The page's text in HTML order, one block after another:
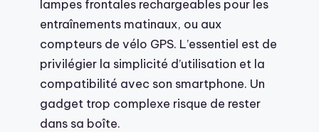
lampes frontales rechargeables pour les
entraînements matinaux, ou aux
compteurs de vélo GPS. L’essentiel est de
privilégier la simplicité d’utilisation et la
compatibilité avec son smartphone. Un
gadget trop complexe risque de rester
dans sa boîte.